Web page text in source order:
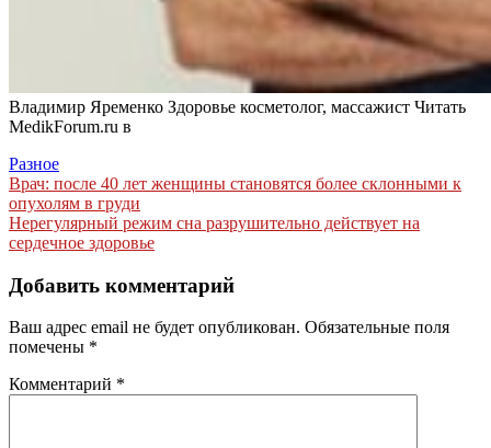
Владимир Яременко Здоровье косметолог, массажист Читать
MedikForum.ru в
Разное
Навигация
по
записям
Врач: после 40 лет женщины становятся более склонными к
опухолям в груди
Нерегулярный режим сна разрушительно действует на
сердечное здоровье
Добавить комментарий
Ваш адрес email не будет опубликован. Обязательные поля
помечены *
Комментарий *